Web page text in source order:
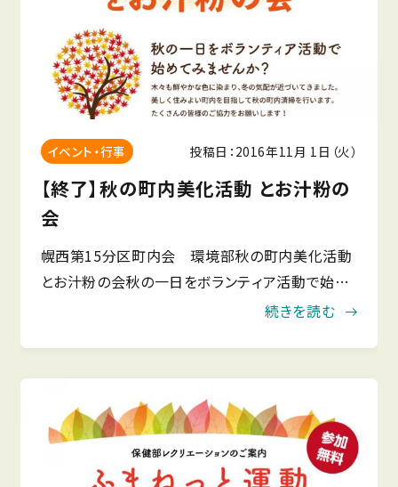
イベント・行事 投稿日：2016年11月 1日（火）
【終了】秋の町内美化活動 とお汁粉の
会
幌西第15分区町内会 環境部秋の町内美化活動
とお汁粉の会秋の一日をボランティア活動で始め
てみませんか？木々も鮮やかな色に染まり、冬の気
続きを読む